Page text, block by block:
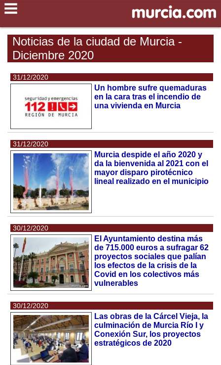
Noticias de la ciudad de Murcia -
Diciembre 2020
31/12/2020
Un hombre sufre quemaduras
en la cara tras el incendio de
una vivienda en Murcia
31/12/2020
Murcia despide el año 2020 y
da la bienvenida al 2021 con el
mayor disparo pirotécnico
lineal realizado en el municipio
30/12/2020
El Ayuntamiento destina más
de 715.000 euros a sufragar 62
proyectos sociales que palían
los efectos de la crisis de la
Covid en los colectivos más
vulnerables
30/12/2020
Las obras de la Cárcel Vieja, la
culminación de Murcia Río I y
Conexión Sur, los proyectos
estratégicos de 2020